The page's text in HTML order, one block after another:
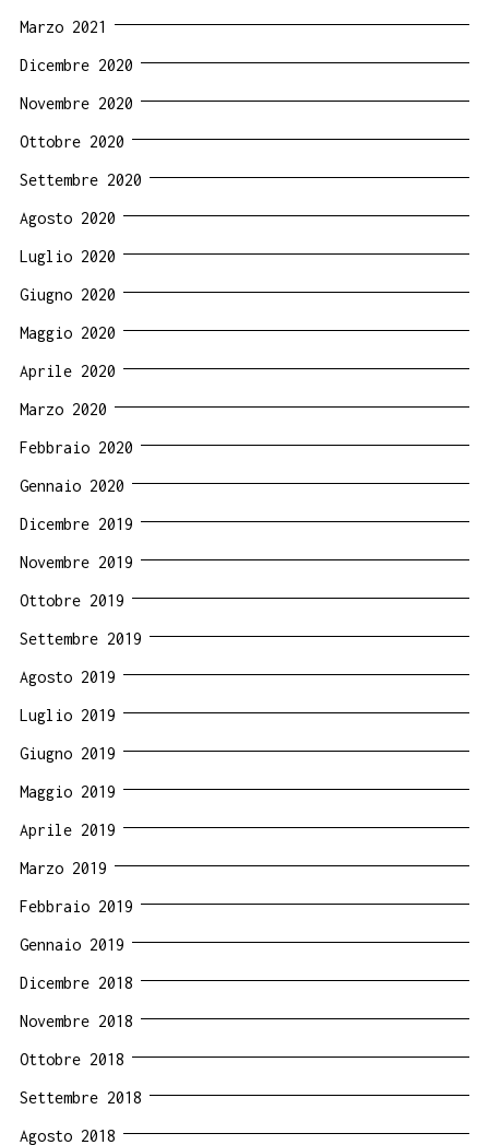
Marzo 2021
Dicembre 2020
Novembre 2020
Ottobre 2020
Settembre 2020
Agosto 2020
Luglio 2020
Giugno 2020
Maggio 2020
Aprile 2020
Marzo 2020
Febbraio 2020
Gennaio 2020
Dicembre 2019
Novembre 2019
Ottobre 2019
Settembre 2019
Agosto 2019
Luglio 2019
Giugno 2019
Maggio 2019
Aprile 2019
Marzo 2019
Febbraio 2019
Gennaio 2019
Dicembre 2018
Novembre 2018
Ottobre 2018
Settembre 2018
Agosto 2018